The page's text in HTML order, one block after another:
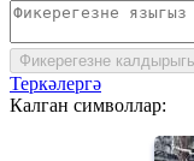
Фикерегезне
Теркәлергә
Калган символлар: